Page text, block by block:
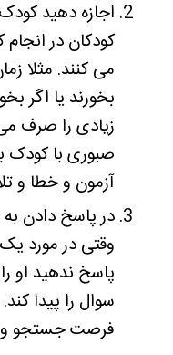
اجازه دهید
کودکان در
می کنند. مثلا
بخورند یا اگر
زیادی را صرف می
صبوری با کودک
آزمون و خطا و
در پاسخ دادن به
وقتی در مورد
پاسخ ندهید او را
سوال را پیدا
فرصت جستجو و